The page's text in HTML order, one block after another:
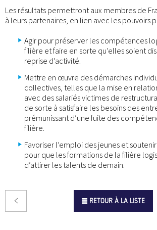
Les résultats permettront aux membres de
à leurs partenaires, en lien avec les pouvoirs
Agir pour préserver les compétences
filière et faire en sorte qu’elles soient
reprise d’activité.
Mettre en œuvre des démarches
collectives, telles que la mise en
avec des salariés victimes de
de sorte à satisfaire les besoins des
prémunissant d’une fuite des
filière.
Favoriser l’emploi des jeunes et soutenir
pour que les formations de la filière
d’attirer les talents de demain.
RETOUR À LA LISTE